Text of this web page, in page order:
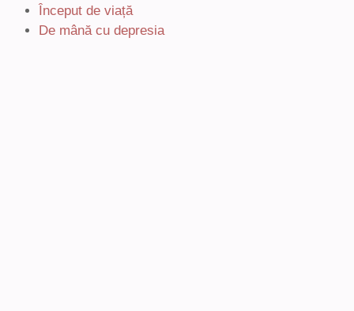
Început de viață
De mână cu depresia